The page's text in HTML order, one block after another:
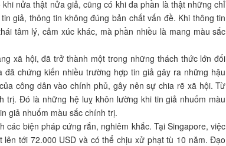
nửa thật nửa giả, cũng có khi đa phần là thật những chỉ
giả, thông tin không đúng bản chất vấn đề. Khi thông tin
tâm lý, cảm xúc khác, mà phần nhiều là mang màu sắc
xã hội, đã trở thành một trong những thách thức lớn đối
chứng kiến nhiều trường hợp tin giả gây ra những hậu
công dân vào chính phủ, gây nên sự chia rẽ xã hội. Từ
trị. Đó là những hệ luỵ khôn lường khi tin giả nhuốm màu
giả nhuốm màu sắc chính trị.
biện pháp cứng rắn, nghiêm khắc. Tại Singapore, việc
tới 72.000 USD và có thể chịu xử phạt tù 10 năm. Đạo